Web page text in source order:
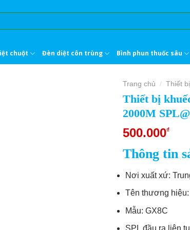
chuột Đèn diệt côn trùng Bình phun thuốc sâu
Trang chủ / Thiết
Thiết bị
2000M
500.000₫
Thông tin
Nơi xuất xứ:
Tên thương hiệu:
Mẫu: GX8C